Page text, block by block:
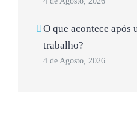
O que acontece após
trabalho?
4 de Agosto, 2026